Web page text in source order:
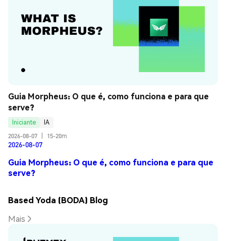
Guia Morpheus: O que é, como funciona e para que
serve?
Iniciante
IA
2026-08-07
15-20m
2026-08-07
Guia Morpheus: O que é, como funciona e para que
serve?
Based Yoda (BODA) Blog
Mais